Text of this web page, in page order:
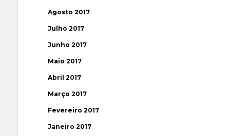
Agosto 2017
Julho 2017
Junho 2017
Maio 2017
Abril 2017
Março 2017
Fevereiro 2017
Janeiro 2017